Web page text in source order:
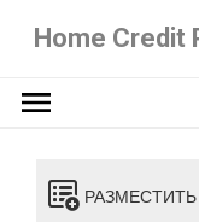
Home Credit